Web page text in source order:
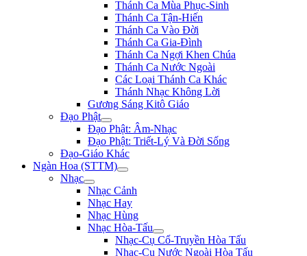
Thánh Ca Mùa Phục-Sinh
Thánh Ca Tận-Hiến
Thánh Ca Vào Đời
Thánh Ca Gia-Đình
Thánh Ca Ngợi Khen Chúa
Thánh Ca Nước Ngoài
Các Loại Thánh Ca Khác
Thánh Nhạc Không Lời
Gương Sáng Kitô Giáo
Đạo Phật
Đạo Phật: Âm-Nhạc
Đạo Phật: Triết-Lý Và Đời Sống
Đạo-Giáo Khác
Ngàn Hoa (STTM)
Nhạc
Nhạc Cảnh
Nhạc Hay
Nhạc Hùng
Nhạc Hòa-Tấu
Nhạc-Cụ Cổ-Truyền Hòa Tấu
Nhạc-Cụ Nước Ngoài Hòa Tấu